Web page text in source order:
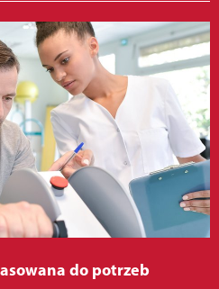
do potrzeb